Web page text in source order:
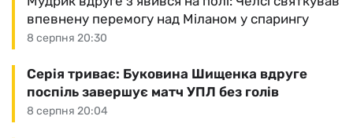
8 серпня 20:30
впевнену перемогу над Міланом у спарингу
8 серпня 20:04
Серія триває: Буковина Шищенка вдруге
поспіль завершує матч УПЛ без голів